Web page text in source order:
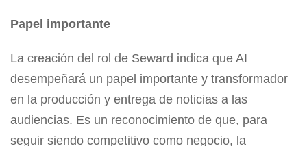
Papel importante
La creación del rol de Seward indica que AI
desempeñará un papel importante y transformador
en la producción y entrega de noticias a las
audiencias. Es un reconocimiento de que, para
seguir siendo competitivo como negocio, la